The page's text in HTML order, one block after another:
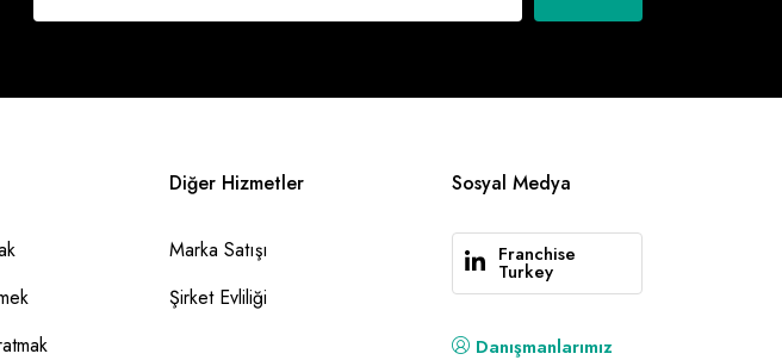
Diğer Hizmetler
Marka Satışı
Şirket Evliliği
Sosyal Medya
Franchise
Turkey
Danışmanlarımız